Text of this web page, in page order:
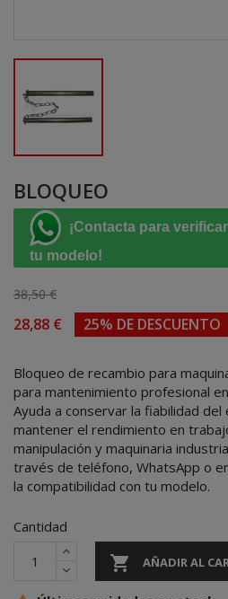
BLOQUEO
¡Contacta para
tu modelo!
38,50 €
28,88 € 25% DE DESCUENTO
Bloqueo de recambio para
para mantenimiento profesional
Ayuda a conservar la fiabilidad
mantener el rendimiento en
manipulación y maquinaria
través de teléfono, WhatsApp o
la compatibilidad con tu modelo.
Cantidad
 AÑADIR AL